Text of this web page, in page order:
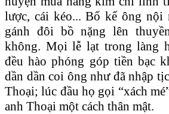
lược, cái kéo... Bố kể ông nội
gánh đôi bồ nặng lên
không. Mọi lễ lạt trong làng
đều hào phóng góp tiền bạc
dần dần coi ông như đã nhập
Thoại; lúc đầu họ gọi “xách
anh Thoại một cách thân mật.